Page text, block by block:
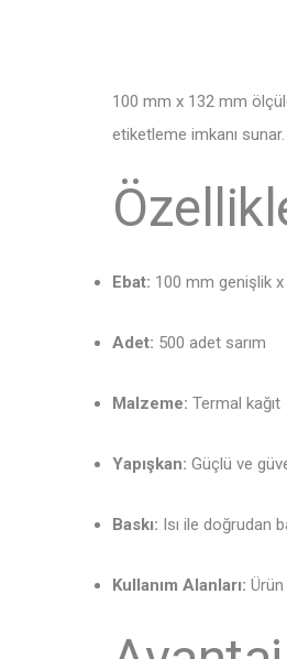
100 mm x 132 mm
etiketleme imkanı sunar.
Ebat: 100 mm genişlik
Adet: 500 adet sarım
Malzeme: Termal kağıt
Yapışkan: Güçlü ve
Baskı: Isı ile doğrudan
Kullanım Alanları: